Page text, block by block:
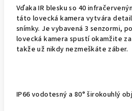
Vďaka IR blesku so 40
táto lovecká kamera vytvára
snímky. Je vybavená 3 senzormi,
lovecká kamera spustí okamžite
takže už nikdy nezmeškáte záber.
IP66 vodotesný a 80° širokouhlý